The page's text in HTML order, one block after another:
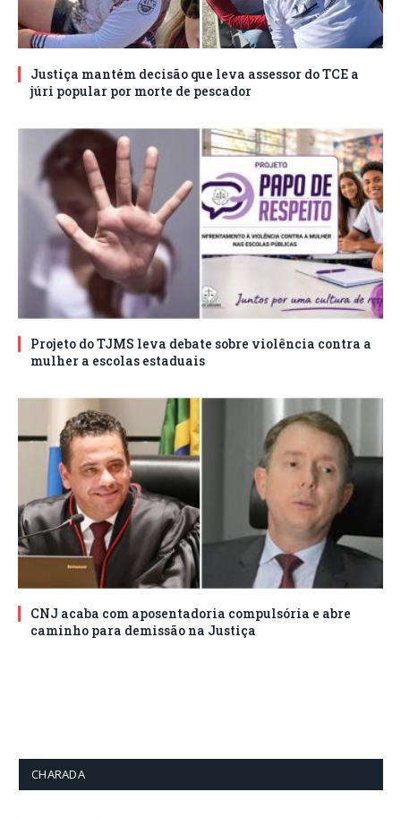
Justiça mantém decisão que leva assessor do TCE a
júri popular por morte de pescador
Projeto do TJMS leva debate sobre violência contra a
mulher a escolas estaduais
CNJ acaba com aposentadoria compulsória e abre
caminho para demissão na Justiça
CHARADA